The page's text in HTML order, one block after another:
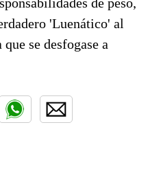
'Luenático' al
se desfogase a